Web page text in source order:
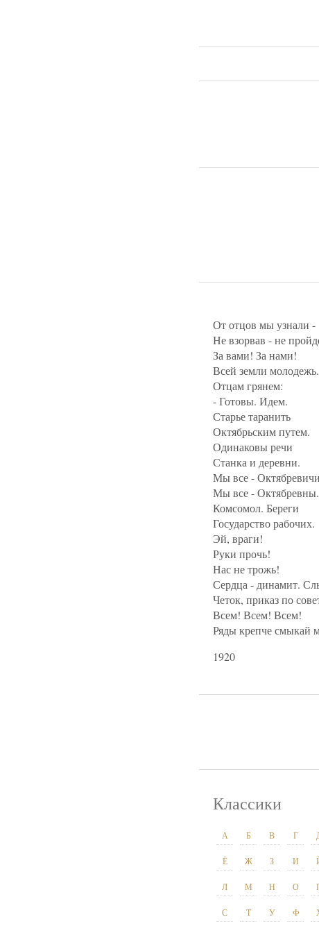
От отцов мы узнали -
Не взорвав - не
За вами! За нами!
Всей земли молодежь.
Отцам грянем:
- Готовы. Идем.
Старье таранить
Октябрьским путем.
Одинаковы речи
Станка и деревни.
Мы все -
Мы все - Октябревны.
Комсомол. Береги
Государство рабочих.
Эй, враги!
Руки прочь!
Нас не трожь!
Сердца - динамит.
Четок, приказ по
Всем! Всем! Всем!
Ряды крепче смыкай
1920
Классики
А Б В Г
Ё Ж З И
Л М Н О
С Т У Ф